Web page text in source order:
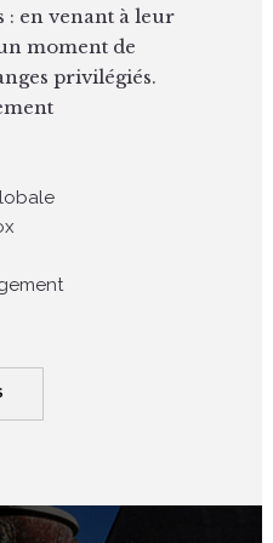
: en venant à leur
moment de
privilégiés.